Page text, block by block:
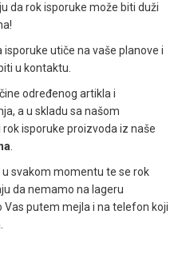
da rok isporuke može biti duži
utiče na vaše planove i
u kontaktu.
određenog artikla i
a u skladu sa našom
isporuke proizvoda iz naše
svakom momentu te se rok
da nemamo na lageru
putem mejla i na telefon koji